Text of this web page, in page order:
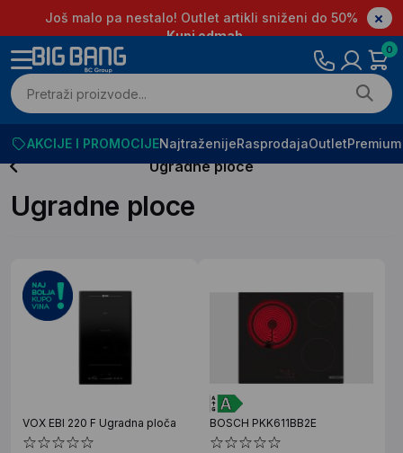
Još malo pa nestalo! Outlet artikli sniženi do 50%
Kupi odmah
0
AKCIJE I PROMOCIJENajtraženijeRasprodajaOutlet
Ugradne ploce
Ugradne ploce
VOX EBI 220 F Ugradna ploča BOSCH PKK611BB2E